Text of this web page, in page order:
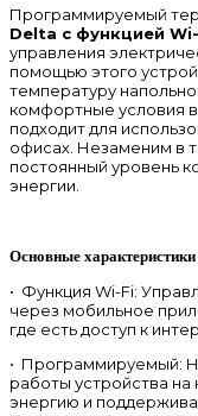
Программируемый
Delta с функцией
управления
помощью этого
температуру
комфортные условия
подходит для
офисах. Незаменим в
постоянный уровень
энергии.
Основные
• Функция Wi-Fi:
через мобильное
где есть доступ к
• Программируемый:
работы устройства
энергию и